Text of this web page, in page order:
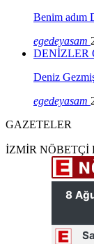
Benim
egedeyasam
DENİZLER
Deniz
egedeyasam
GAZETELER
İZMİR NÖBETÇİ